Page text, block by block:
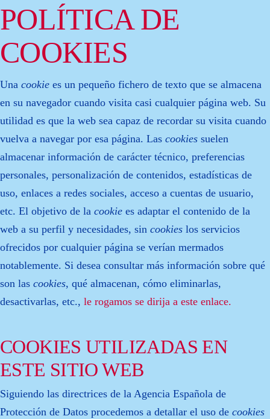
POLÍTICA DE
COOKIES
Una cookie es un pequeño fichero de texto que se almacena
en su navegador cuando visita casi cualquier página web. Su
utilidad es que la web sea capaz de recordar su visita cuando
vuelva a navegar por esa página. Las cookies suelen
almacenar información de carácter técnico, preferencias
personales, personalización de contenidos, estadísticas de
uso, enlaces a redes sociales, acceso a cuentas de usuario,
etc. El objetivo de la cookie es adaptar el contenido de la
web a su perfil y necesidades, sin cookies los servicios
ofrecidos por cualquier página se verían mermados
notablemente. Si desea consultar más información sobre qué
son las cookies, qué almacenan, cómo eliminarlas,
desactivarlas, etc., le rogamos se dirija a este enlace.
COOKIES UTILIZADAS EN
ESTE SITIO WEB
Siguiendo las directrices de la Agencia Española de
Protección de Datos procedemos a detallar el uso de cookies